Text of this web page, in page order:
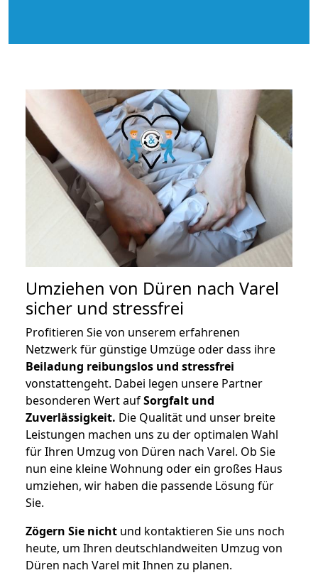
Umziehen von Düren nach Varel
sicher und stressfrei
Profitieren Sie von unserem erfahrenen
Netzwerk für günstige Umzüge oder dass ihre
Beiladung reibungslos und stressfrei
vonstattengeht. Dabei legen unsere Partner
besonderen Wert aufSorgfalt und
Zuverlässigkeit. Die Qualität und unser breite
Leistungen machen uns zu der optimalen Wahl
für Ihren Umzug von Düren nach Varel. Ob Sie
nun eine kleine Wohnung oder ein großes Haus
umziehen, wir haben die passende Lösung für
Sie.
Zögern Sie nicht und kontaktieren Sie uns noch
heute, um Ihren deutschlandweiten Umzug von
Düren nach Varel mit Ihnen zu planen.